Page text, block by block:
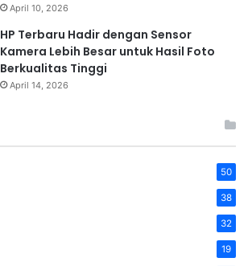
April 10, 2026
HP Terbaru Hadir dengan Sensor
Kamera Lebih Besar untuk Hasil Foto
Berkualitas Tinggi
April 14, 2026
50
38
32
19